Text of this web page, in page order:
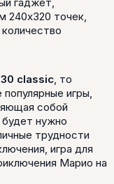
240x320 точек,
classic, то
игры,
собой
нужно
трудности
игра для
Марио на